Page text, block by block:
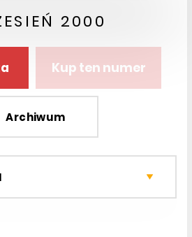
2000
Kup ten numer
Archiwum